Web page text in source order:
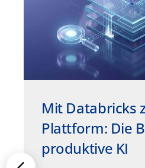
Mit Databricks
Plattform: Die
produktive KI